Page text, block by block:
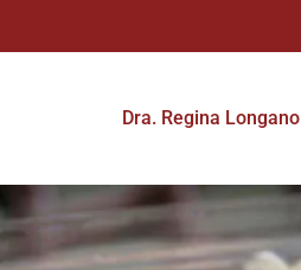
Dra. Regina Longano